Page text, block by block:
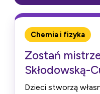
Chemia i fizyka
Zostań
Skłodowską-
Dzieci stworzą